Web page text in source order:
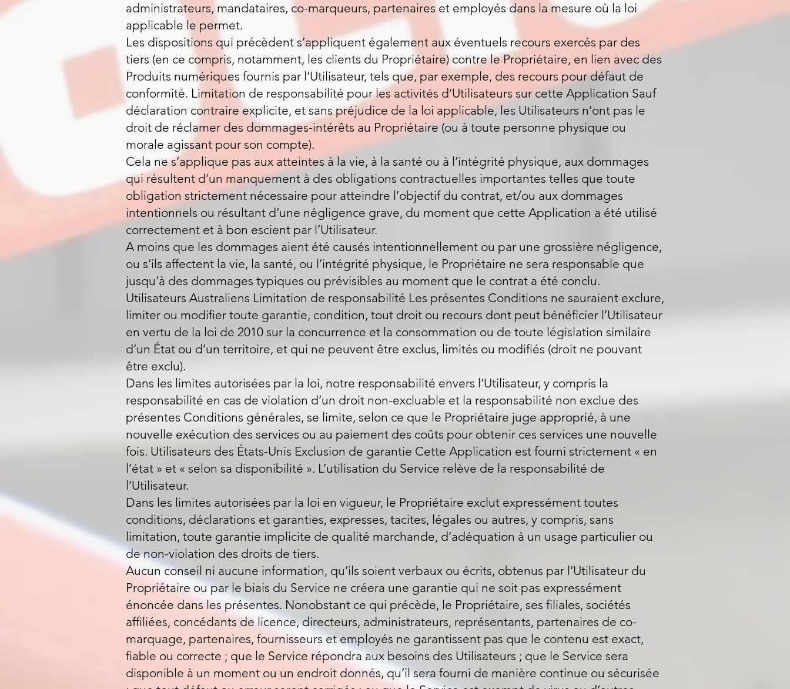
administrateurs, mandataires, co-marqueurs, partenaires et employés dans la mesure où la loi
applicable le permet.
Les dispositions qui précèdent s’appliquent également aux éventuels recours exercés par des
tiers (en ce compris, notamment, les clients du Propriétaire) contre le Propriétaire, en lien avec des
Produits numériques fournis par l’Utilisateur, tels que, par exemple, des recours pour défaut de
conformité. Limitation de responsabilité pour les activités d’Utilisateurs sur cette Application Sauf
déclaration contraire explicite, et sans préjudice de la loi applicable, les Utilisateurs n’ont pas le
droit de réclamer des dommages-intérêts au Propriétaire (ou à toute personne physique ou
morale agissant pour son compte).
Cela ne s’applique pas aux atteintes à la vie, à la santé ou à l’intégrité physique, aux dommages
qui résultent d’un manquement à des obligations contractuelles importantes telles que toute
obligation strictement nécessaire pour atteindre l’objectif du contrat, et/ou aux dommages
intentionnels ou résultant d’une négligence grave, du moment que cette Application a été utilisé
correctement et à bon escient par l’Utilisateur.
A moins que les dommages aient été causés intentionnellement ou par une grossière négligence,
ou s’ils affectent la vie, la santé, ou l’intégrité physique, le Propriétaire ne sera responsable que
jusqu’à des dommages typiques ou prévisibles au moment que le contrat a été conclu.
Utilisateurs Australiens Limitation de responsabilité Les présentes Conditions ne sauraient exclure,
limiter ou modifier toute garantie, condition, tout droit ou recours dont peut bénéficier l’Utilisateur
en vertu de la loi de 2010 sur la concurrence et la consommation ou de toute législation similaire
d’un État ou d’un territoire, et qui ne peuvent être exclus, limités ou modifiés (droit ne pouvant
être exclu).
Dans les limites autorisées par la loi, notre responsabilité envers l’Utilisateur, y compris la
responsabilité en cas de violation d’un droit non-excluable et la responsabilité non exclue des
présentes Conditions générales, se limite, selon ce que le Propriétaire juge approprié, à une
nouvelle exécution des services ou au paiement des coûts pour obtenir ces services une nouvelle
fois. Utilisateurs des États-Unis Exclusion de garantie Cette Application est fourni strictement « en
l’état » et « selon sa disponibilité ». L’utilisation du Service relève de la responsabilité de
l’Utilisateur.
Dans les limites autorisées par la loi en vigueur, le Propriétaire exclut expressément toutes
conditions, déclarations et garanties, expresses, tacites, légales ou autres, y compris, sans
limitation, toute garantie implicite de qualité marchande, d’adéquation à un usage particulier ou
de non-violation des droits de tiers.
Aucun conseil ni aucune information, qu’ils soient verbaux ou écrits, obtenus par l’Utilisateur du
Propriétaire ou par le biais du Service ne créera une garantie qui ne soit pas expressément
énoncée dans les présentes. Nonobstant ce qui précède, le Propriétaire, ses filiales, sociétés
affiliées, concédants de licence, directeurs, administrateurs, représentants, partenaires de co-
marquage, partenaires, fournisseurs et employés ne garantissent pas que le contenu est exact,
fiable ou correcte ; que le Service répondra aux besoins des Utilisateurs ; que le Service sera
disponible à un moment ou un endroit donnés, qu’il sera fourni de manière continue ou sécurisée